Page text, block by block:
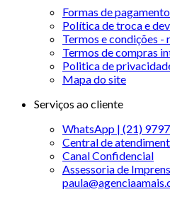
Formas de pagamento
Política de troca e
Termos e condições -
Termos de compras
Politica de
Mapa do site
Serviços ao cliente
WhatsApp | (21)
Central de
Canal Confidencial
Assessoria de